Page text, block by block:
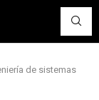
de sistemas